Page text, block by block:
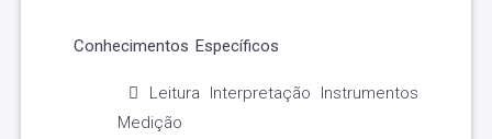
Conhecimentos Específicos
Leitura Interpretação Instrumentos
Medição